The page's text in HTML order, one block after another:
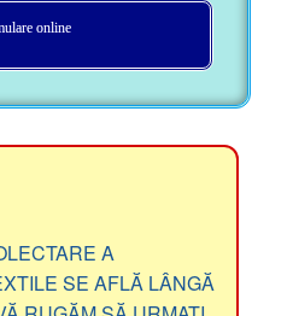
online
A
SE AFLĂ LÂNGĂ